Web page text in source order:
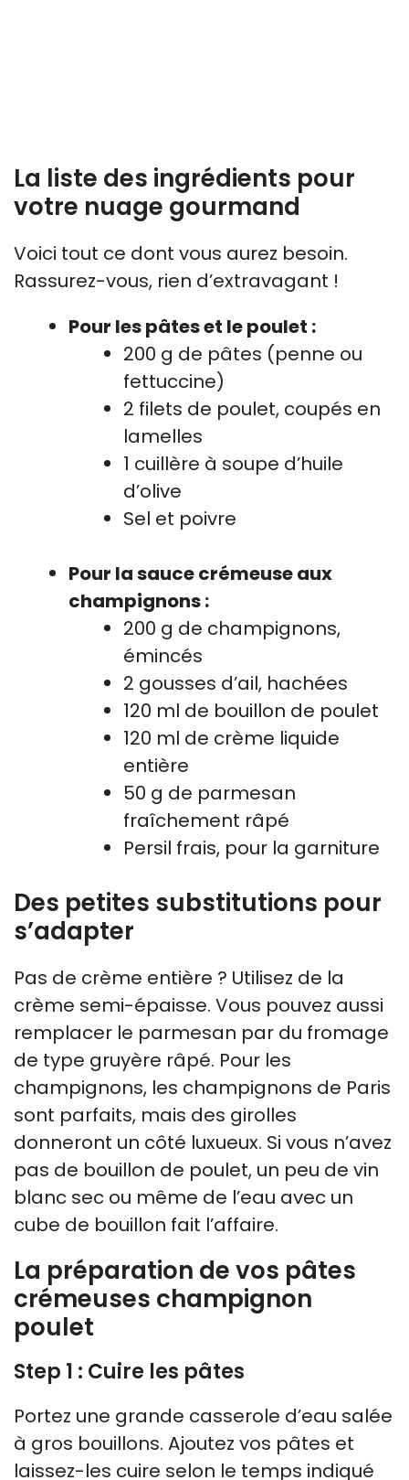
La liste des ingrédients pour
votre nuage gourmand
Voici tout ce dont vous aurez besoin.
Rassurez-vous, rien d’extravagant !
Pour les pâtes et le poulet :
200 g de pâtes (penne ou
fettuccine)
2 filets de poulet, coupés en
lamelles
1 cuillère à soupe d’huile
d’olive
Sel et poivre
Pour la sauce crémeuse aux
champignons :
200 g de champignons,
émincés
2 gousses d’ail, hachées
120 ml de bouillon de poulet
120 ml de crème liquide
entière
50 g de parmesan
fraîchement râpé
Persil frais, pour la garniture
Des petites substitutions pour
s’adapter
Pas de crème entière ? Utilisez de la
crème semi-épaisse. Vous pouvez aussi
remplacer le parmesan par du fromage
de type gruyère râpé. Pour les
champignons, les champignons de Paris
sont parfaits, mais des girolles
donneront un côté luxueux. Si vous n’avez
pas de bouillon de poulet, un peu de vin
blanc sec ou même de l’eau avec un
cube de bouillon fait l’affaire.
La préparation de vos pâtes
crémeuses champignon
poulet
Step 1 : Cuire les pâtes
Portez une grande casserole d’eau salée
à gros bouillons. Ajoutez vos pâtes et
laissez-les cuire selon le temps indiqué